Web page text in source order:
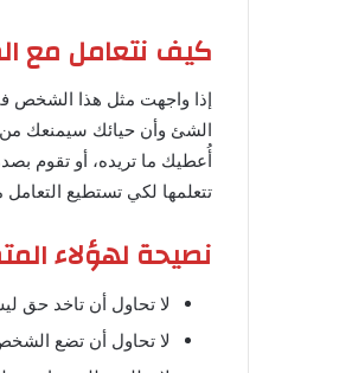
كيف نتعامل مع
إذا واجهت مثل هذا الشخص
الشئ وأن حيائك سيمنعك من
أُعطيك ما تريده، أو تقوم
تتعلمها لكي تستطيع
نصيحة لهؤلاء
لا تحاول أن تاخد
لا تحاول أن تضع